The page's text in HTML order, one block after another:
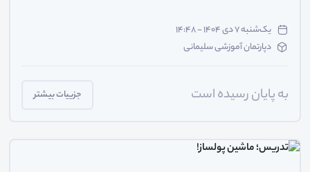
یک‌شنبه ۷ دی ۱۴۰۴ - ۱۴:۴۸
دپارتمان آموزشی سلیمانی
به پایان رسیده است جزییات بیشتر